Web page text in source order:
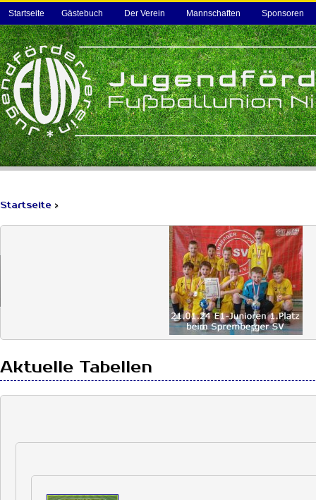
Startseite Gästebuch Der Verein Mannschaften Sponsoren
Startseite >
Aktuelle Tabellen